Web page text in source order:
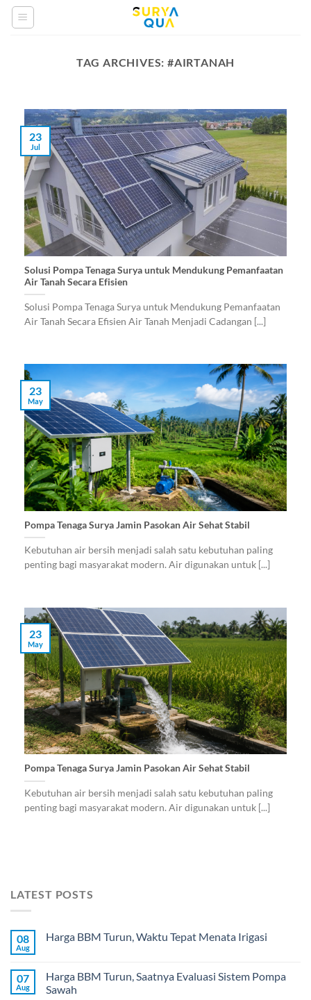
Skip
TAG ARCHIVES: #AIRTANAH
Solusi Pompa Tenaga Surya untuk Mendukung Pemanfaatan
Air Tanah Secara Efisien
Solusi Pompa Tenaga Surya untuk Mendukung Pemanfaatan
Air Tanah Secara Efisien Air Tanah Menjadi Cadangan [...]
23
Jul
Pompa Tenaga Surya Jamin Pasokan Air Sehat Stabil
Kebutuhan air bersih menjadi salah satu kebutuhan paling
penting bagi masyarakat modern. Air digunakan untuk [...]
23
May
Pompa Tenaga Surya Jamin Pasokan Air Sehat Stabil
Kebutuhan air bersih menjadi salah satu kebutuhan paling
penting bagi masyarakat modern. Air digunakan untuk [...]
23
May
LATEST POSTS
08
Aug
Harga BBM Turun, Waktu Tepat Menata Irigasi
07
Aug
Harga BBM Turun, Saatnya Evaluasi Sistem Pompa
Sawah